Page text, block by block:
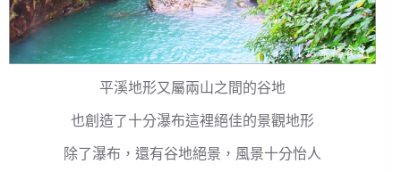
平溪地形又屬兩山之間的谷地
也創造了十分瀑布這裡絕佳的景觀地形
除了瀑布，還有谷地絕景，風景十分怡人